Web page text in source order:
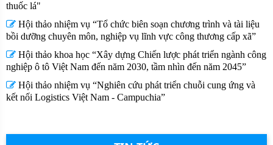
thuốc lá"
Hội thảo nhiệm vụ “Tổ chức biên soạn chương trình và tài liệu
bồi dưỡng chuyên môn, nghiệp vụ lĩnh vực công thương cấp xã”
Hội thảo khoa học “Xây dựng Chiến lược phát triển ngành công
nghiệp ô tô Việt Nam đến năm 2030, tầm nhìn đến năm 2045”
Hội thảo nhiệm vụ “Nghiên cứu phát triển chuỗi cung ứng và
kết nối Logistics Việt Nam - Campuchia”